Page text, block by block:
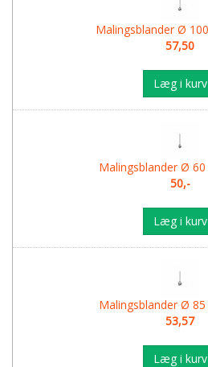
Malingsblander Ø
57,50
Læg i kurv
Malingsblander Ø
50,-
Læg i kurv
Malingsblander Ø
53,57
Læg i kurv